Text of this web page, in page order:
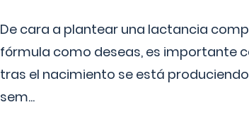
De cara a plantear una lactancia
fórmula como deseas, es importante
tras el nacimiento se está
sem...